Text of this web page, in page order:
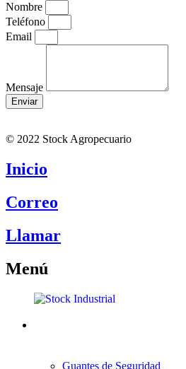
Nombre
Teléfono
Email
Mensaje
Enviar
© 2022 Stock Agropecuario
Inicio
Correo
Llamar
Menú
Guantes de Seguridad